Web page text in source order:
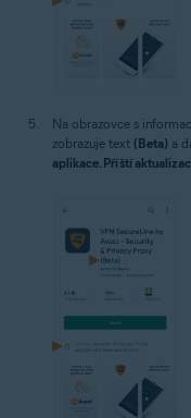
Na obrazovce s
zobrazuje text (Beta) a
aplikace. Příští